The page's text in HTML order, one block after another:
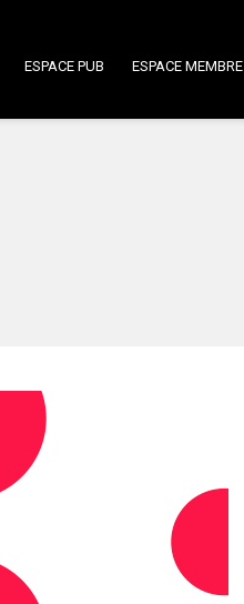
ESPACE PUB ESPACE MEMBRE